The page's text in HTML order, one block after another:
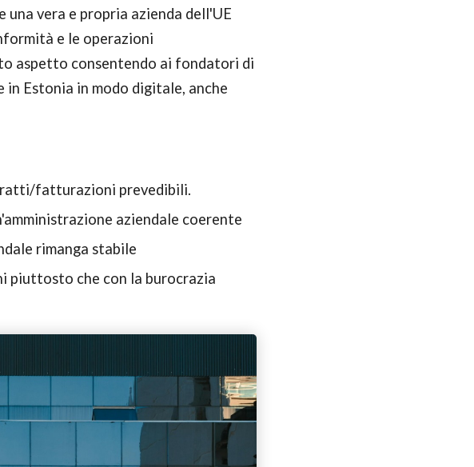
vera e propria azienda dell'UE
e le operazioni
aspetto consentendo ai fondatori di
Estonia in modo digitale, anche
fatturazioni prevedibili.
aziendale coerente
rimanga stabile
piuttosto che con la burocrazia